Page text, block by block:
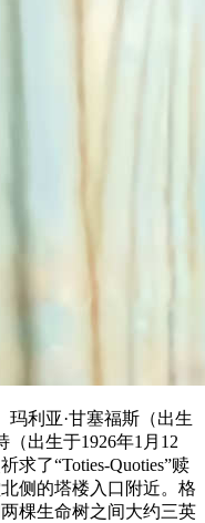
玛利亚·甘塞福斯（出生
（出生于1926年1月12
求了“Toties-Quoties”赎
侧的塔楼入口附近。格
棵生命树之间大约三英